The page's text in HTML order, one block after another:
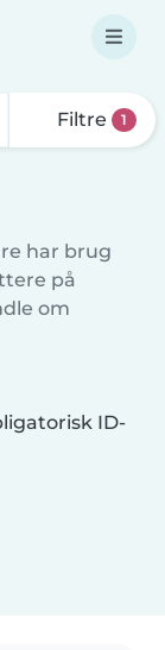
Filtre 1
har brug
på
om
ID-